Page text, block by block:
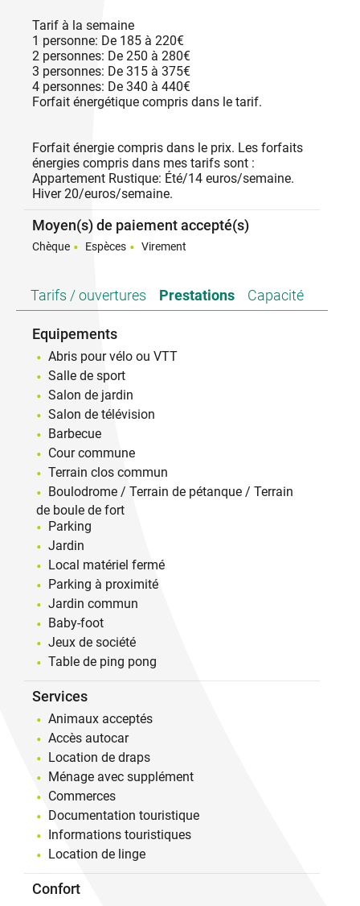
Tarif à la semaine
1 personne: De 185 à 220€
2 personnes: De 250 à 280€
3 personnes: De 315 à 375€
4 personnes: De 340 à 440€
Forfait énergétique compris dans le tarif.
Forfait énergie compris dans le prix. Les forfaits
énergies compris dans mes tarifs sont :
Appartement Rustique: Été/14 euros/semaine.
Hiver 20/euros/semaine.
Moyen(s) de paiement accepté(s)
Chèque Espèces Virement
Tarifs / ouvertures Prestations Capacité
Equipements
Abris pour vélo ou VTT
Salle de sport
Salon de jardin
Salon de télévision
Barbecue
Cour commune
Terrain clos commun
Boulodrome / Terrain de pétanque / Terrain
de boule de fort
Parking
Jardin
Local matériel fermé
Parking à proximité
Jardin commun
Baby-foot
Jeux de société
Table de ping pong
Services
Animaux acceptés
Accès autocar
Location de draps
Ménage avec supplément
Commerces
Documentation touristique
Informations touristiques
Location de linge
Confort